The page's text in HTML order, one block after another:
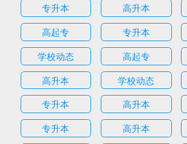
专升本
高升本
高起专
专升本
学校动态
高起专
高升本
学校动态
专升本
高升本
专升本
高升本